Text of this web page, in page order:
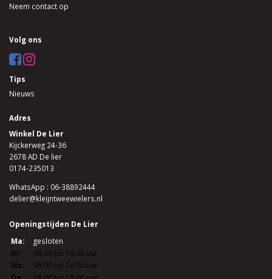
Neem contact op
Volg ons
Tips
Nieuws
Adres
Winkel De Lier
Kijckerweg 24-36
2678 AD De lier
0174-235013
WhatsApp : 06-38892444
delier@kleijntweewielers.nl
Openingstijden De Lier
Ma:
gesloten
Di:
08.00 tot 18.00 uur
Wo:
08.00 tot 18.00 uur
Do:
08.00 tot 18.00 uur